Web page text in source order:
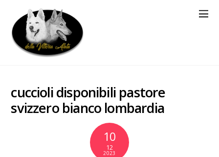
cuccioli disponibili pastore
svizzero bianco lombardia
10
12
2023